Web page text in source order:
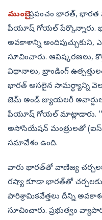
ముంబై:ప్రపంచం భారత్, భారత
పీయూష్‌ గోయల్‌ పేర్కొన్నారు.
అవకాశాన్ని అందిపుచ్చుకుని,
సూచించారు. ఆవిష్కరణలు,
విధానాలు, బ్రాండింగ్‌
భారత్‌ అసలైన సామర్థ్యాన్ని
జెమ్‌ అండ్‌ జ్యుయలరీ
పీయూష్‌ గోయల్‌ మాట్లాడారు.
అసోసియేషన్‌ మంత్రులతో
సమావేశం ఉంది.
వారు భారత్‌తో వాణిజ్య
రష్యా కూడా భారత్‌తో
పారిశ్రామికవేత్తలు దీన్ని
సూచించారు. ప్రభుత్వం